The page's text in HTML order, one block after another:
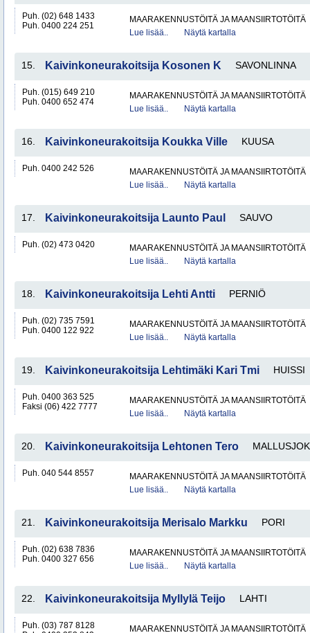
Puh. (02) 648 1433
Puh. 0400 224 251
MAARAKENNUSTÖITÄ JA MAANSIIRTOTÖITÄ
Lue lisää..
Näytä kartalla
15. Kaivinkoneurakoitsija Kosonen K SAVONLINNA
Puh. (015) 649 210
Puh. 0400 652 474
MAARAKENNUSTÖITÄ JA MAANSIIRTOTÖITÄ
Lue lisää..
Näytä kartalla
16. Kaivinkoneurakoitsija Koukka Ville KUUSA
Puh. 0400 242 526
MAARAKENNUSTÖITÄ JA MAANSIIRTOTÖITÄ
Lue lisää..
Näytä kartalla
17. Kaivinkoneurakoitsija Launto Paul SAUVO
Puh. (02) 473 0420
MAARAKENNUSTÖITÄ JA MAANSIIRTOTÖITÄ
Lue lisää..
Näytä kartalla
18. Kaivinkoneurakoitsija Lehti Antti PERNIÖ
Puh. (02) 735 7591
Puh. 0400 122 922
MAARAKENNUSTÖITÄ JA MAANSIIRTOTÖITÄ
Lue lisää..
Näytä kartalla
19. Kaivinkoneurakoitsija Lehtimäki Kari Tmi HUISSI
Puh. 0400 363 525
Faksi (06) 422 7777
MAARAKENNUSTÖITÄ JA MAANSIIRTOTÖITÄ
Lue lisää..
Näytä kartalla
20. Kaivinkoneurakoitsija Lehtonen Tero
Puh. 040 544 8557
MAARAKENNUSTÖITÄ JA MAANSIIRTOTÖITÄ
Lue lisää..
Näytä kartalla
21. Kaivinkoneurakoitsija Merisalo Markku PORI
Puh. (02) 638 7836
Puh. 0400 327 656
MAARAKENNUSTÖITÄ JA MAANSIIRTOTÖITÄ
Lue lisää..
Näytä kartalla
22. Kaivinkoneurakoitsija Myllylä Teijo LAHTI
Puh. (03) 787 8128
MAARAKENNUSTÖITÄ JA MAANSIIRTOTÖITÄ